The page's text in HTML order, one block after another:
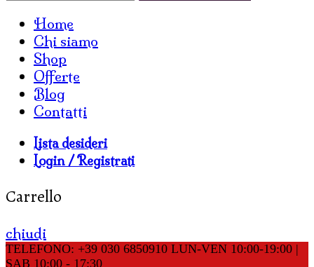
Home
Chi siamo
Shop
Offerte
Blog
Contatti
Lista desideri
Login / Registrati
Carrello
chiudi
TELEFONO: +39 030 6850910 LUN-VEN 10:00-19:00 |
SAB 10:00 - 17:30